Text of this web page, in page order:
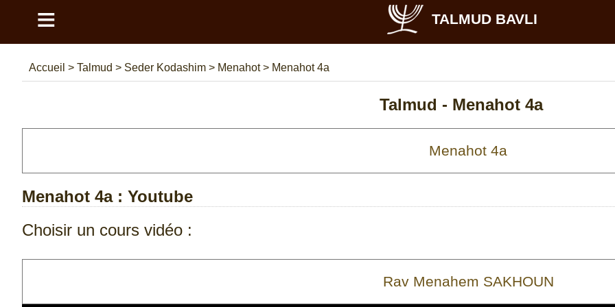
≡ TALMUD BAVLI
Accueil > Talmud > Seder Kodashim > Menahot> Menahot 4a
Talmud - Menahot 4a
Menahot 4a: Youtube
Choisir un cours vidéo :